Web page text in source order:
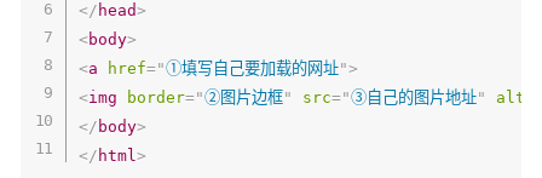
</ head>
<body>
<a href="①填写自己要加载的网址">
<img border="②图片边框" src="③自己的图片地址" alt
</ body>
</ html>